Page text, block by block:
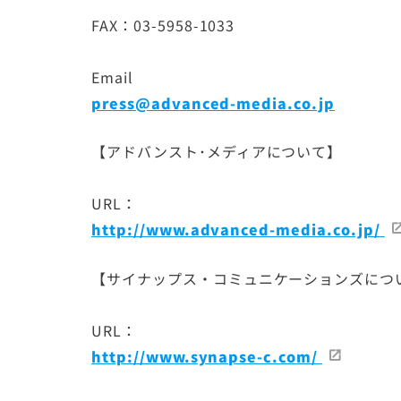
FAX：03-5958-1033
Email
press@advanced-media.co.jp
【アドバンスト･メディアについて】
URL：
http://www.advanced-media.co.jp/
【サイナップス・コミュニケーションズにつ
URL：
http://www.synapse-c.com/